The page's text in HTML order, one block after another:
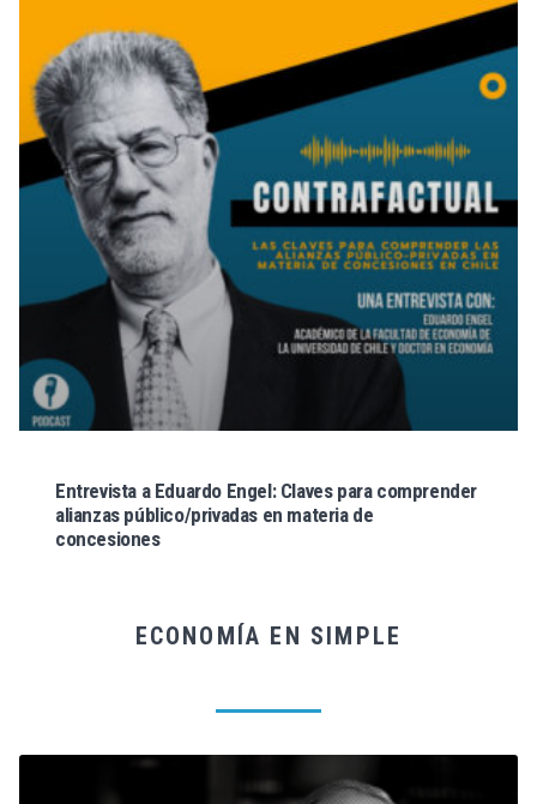
Entrevista a Eduardo Engel: Claves para comprender
alianzas público/privadas en materia de
concesiones
ECONOMÍA EN SIMPLE